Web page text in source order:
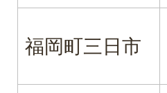
福岡町三日市